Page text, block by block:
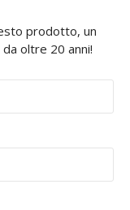
prodotto, un
oltre 20 anni!